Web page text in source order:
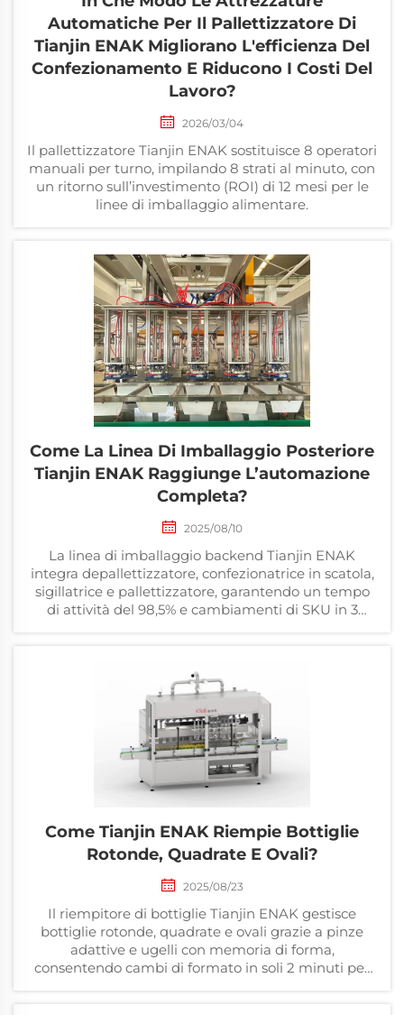
Automatiche Per Il Pallettizzatore Di
Tianjin ENAK Migliorano L'efficienza Del
Confezionamento E Riducono I Costi Del
Lavoro?
2026/03/04
Il pallettizzatore Tianjin ENAK sostituisce 8 operatori
manuali per turno, impilando 8 strati al minuto, con
un ritorno sull’investimento (ROI) di 12 mesi per le
linee di imballaggio alimentare.
Come La Linea Di Imballaggio Posteriore
Tianjin ENAK Raggiunge L’automazione
Completa?
2025/08/10
La linea di imballaggio backend Tianjin ENAK
integra depallettizzatore, confezionatrice in scatola,
sigillatrice e pallettizzatore, garantendo un tempo
di attività del 98,5% e cambiamenti di SKU in 3
Come Tianjin ENAK Riempie Bottiglie
Rotonde, Quadrate E Ovali?
2025/08/23
Il riempitore di bottiglie Tianjin ENAK gestisce
bottiglie rotonde, quadrate e ovali grazie a pinze
adattive e ugelli con memoria di forma,
consentendo cambi di formato in soli 2 minuti per